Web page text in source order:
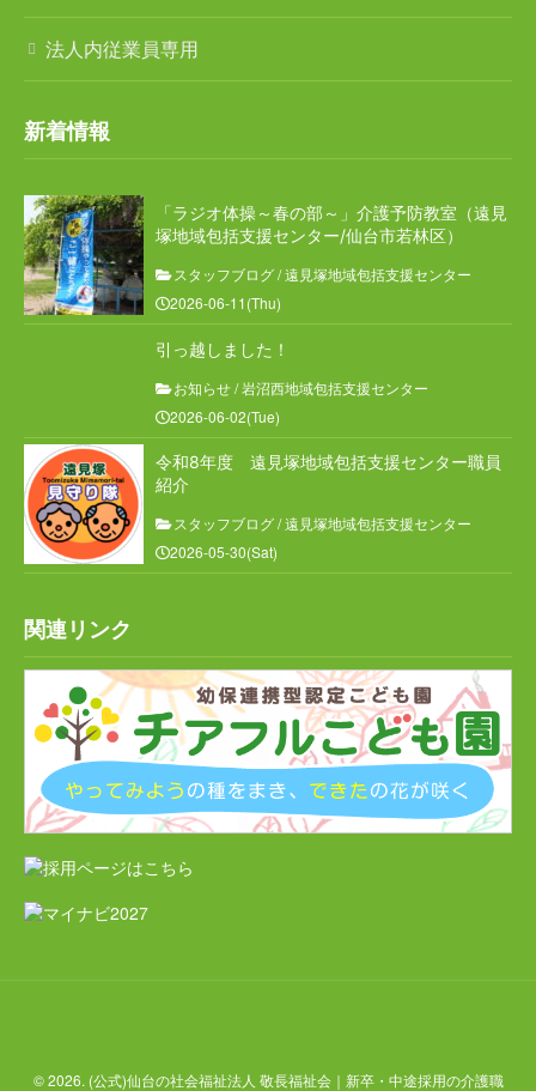
法人内従業員専用
新着情報
「ラジオ体操～春の部～」介護予防教室（遠見
塚地域包括支援センター/仙台市若林区）
スタッフブログ/遠見塚地域包括支援センター
2026-06-11(Thu)
引っ越しました！
お知らせ/岩沼西地域包括支援センター
2026-06-02(Tue)
令和8年度 遠見塚地域包括支援センター職員
紹介
スタッフブログ/遠見塚地域包括支援センター
2026-05-30(Sat)
関連リンク
© 2026. (公式)仙台の社会福祉法人 敬長福祉会｜新卒・中途採用の介護職
サービス内容
介護老人福祉施設
通所介護・介護予防通所介護
ケアハウス
居宅介護支援
地域包括支援センター
特別養護老人ホーム チアフル遠見塚
遠見塚デイサービスセンター
遠見塚地域包括支援センター
特別養護老人ホームチアフル岩沼
岩沼市デイサービスセンターたけくま
岩沼西地域包括支援センター
ケアハウス チアフル岩沼